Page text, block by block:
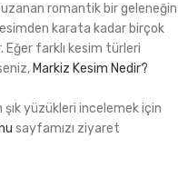
romantik bir geleneğin
karata kadar birçok
Eğer farklı kesim türleri
Markiz Kesim Nedir?
yüzükleri incelemek için
sayfamızı ziyaret